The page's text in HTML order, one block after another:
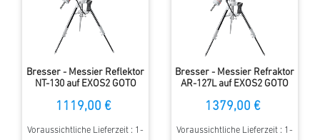
Bresser - Messier Reflektor
NT-130 auf EXOS2 GOTO
1119,00 €
Voraussichtliche Lieferzeit : 1-
Bresser - Messier Refraktor
AR-127L auf EXOS2 GOTO
1379,00 €
Voraussichtliche Lieferzeit : 1-